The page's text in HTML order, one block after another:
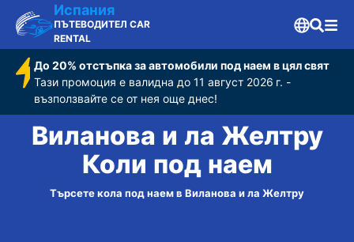
Испания
ПЪТЕВОДИТЕЛ CAR
RENTAL
До 20% отстъпка за автомобили под наем в цял свят
Тази промоция е валидна до 11 август 2026 г. -
възползвайте се от нея още днес!
Виланова и ла Желтру
Коли под наем
Търсете кола под наем в Виланова и ла Желтру